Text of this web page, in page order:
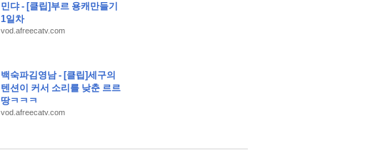
민댜 - [클립]부르 용캐만들기
1일차
vod.afreecatv.com
백숙파김영남 - [클립]세구의
텐션이 커서 소리를 낮춘 르르
땅ㅋㅋㅋ
vod.afreecatv.com